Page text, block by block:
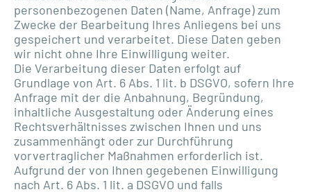
personenbezogenen Daten (Name, Anfrage) zum
Zwecke der Bearbeitung Ihres Anliegens bei uns
gespeichert und verarbeitet. Diese Daten geben
wir nicht ohne Ihre Einwilligung weiter.
Die Verarbeitung dieser Daten erfolgt auf
Grundlage von Art. 6 Abs. 1 lit. b DSGVO, sofern Ihre
Anfrage mit der die Anbahnung, Begründung,
inhaltliche Ausgestaltung oder Änderung eines
Rechtsverhältnisses zwischen Ihnen und uns
zusammenhängt oder zur Durchführung
vorvertraglicher Maßnahmen erforderlich ist.
Aufgrund der von Ihnen gegebenen Einwilligung
nach Art. 6 Abs. 1 lit. a DSGVO und falls